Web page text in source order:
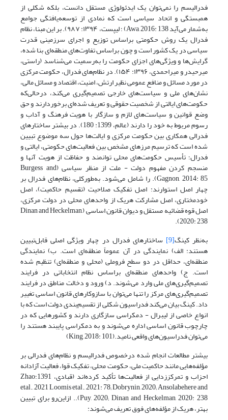
فدرالیسم را نمی‌توان یک ایدئولوژی مستقل دانست، بلکه شکلی از
همبستگی و اتحاد سیاسی است که نمادی از توسعه‌یافتگی جوامع
به‌شمار می‌آید Awa, 2016: 138) ؛ لیپست، ۱۳۹۴: ۹۸۷). بر این مبنا، نظام
فدرال یک روش حکومتی براساس توزیع و اجرای سرزمینی قدرت
سیاسی در یک کشور است و چون براساس تفاوت‌های منطقه‌ای بنا شده،
گرایش‌ها و ویژگی‌های اجزای حکومت را به‌رسمیت می‌شناسد (راستی،
میرحیدر و میراحمدی، ۱۳۹۶: ۱۵۴). در نظام‌های فدرال، حکومت مرکزی
در مورد مسائل و منافع عمومی نظیر ارتش، امنیت، اقتصاد و مسائل مالی،
نشان‌های ملی و سیاست‌های خارجی تصمیم‌گیری می‌کند، در‌حالی‌که
حکومت‌های ایالتی از شخصیت حقوقی و تعریف شده‌ای برخوردارند و حق
وضع قوانین و سیاست‌های لازم و سازگار با هویت فرهنگ و آداب و
رسوم مربوط به خود را دارند (عالم، 1399: 180). در بیشتر ساختارهای
فدرالی همکاری بین حکومت مرکزی و ایالت‌ها حول سه موضوع تبیین
شده ‌است که ترسیم مرزهای مشخص بین فعالیت‌های حکومتی، ایالتی و
فدرال؛ تأسیس حکومت‌های محلی توانمند و حفاظت از هویت آنها و
منسجم کردن مفهوم دولت - ملت از منظر سیاسی (Burgess and
Gagnon, 2014: 85). را شامل می‌شود. به‌طور‌کلی، نظام‌های فدرال بر
چهار اصل استوارند: اصل تفکیک صلاحیت (تقسیم حاکمیت)، اصل
خودمختاری، اصل مشارکت هریک از واحدهای محلی در دولت مرکزی،
اصل قوه قضائیه مستقل و دیوان قانون اساسی (Dinan and Heckelman,
2020: 238).
به‌نظر کینگ[9] ساختارهای فدرال در چهار ویژگی اصلی قابل‌تبیین
هستند: الف) نمایندگی در آن عموماً منطقه‌ای است. ب) نمایندگی
منطقه‌ای، حداقل در دو سطح فرو‌ملی (محلی و منطقه‌ای) تنظیم شده
است. ج) واحدهای منطقه‌ای براساس نظام انتخاباتی در فرایند
تصمیم‌گیری‌های ملی وارد می‌شوند. د) ورود و دخالت مناطق در فرایند
تصمیم‌گیری‌های مرکز را تنها می‌توان با ساز‌و‌کارهای قانون اساسی تغییر
داد. کینگ بیان می‌کند فدراسیون شکلی از تقسیم‌بندی دولت است که با
انواع خاصی از لیبرال - دمکراسی سازگاری دارند و کشورهایی که در
چارچوب قانون اساسی اداره می‌شوند و به دمکراسی پایبند هستند را
می‌توان فدراسیون‌های واقعی نامید.(King, 2018: 101)
بیشتر مطالعات انجام شده درخصوص فدرالیسم و نظام‌های فدرالی بر
مؤلفه‌هایی مانند حاکمیت ملی، حکومت محلی، تفکیک قوا، فعالیت آزادانه
احزاب و تمرکززدایی از فعالیت‌ها تأکید کرده‌اند (قبادی، 1391؛Zhao
etal., 2021 Loomis etal., 2021: 78; Dobrynin, 2020; Ansolabehere and
Puy, 2020; Dinan and Heckelman, 2020: 238).. ازاین‌رو برای تبیین
بهتر، هریک از مؤلفه‌های فوق تعریف می‌شوند: